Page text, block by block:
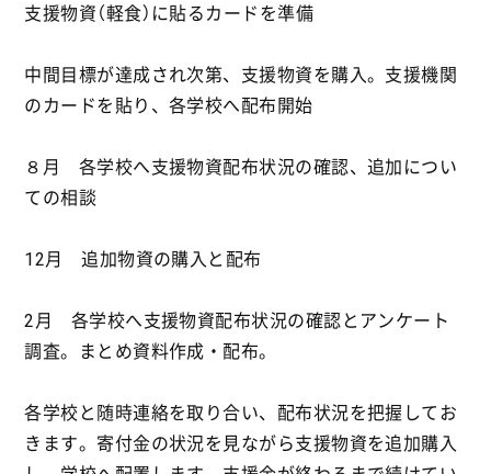
支援物資（軽食）に貼るカードを準備
中間目標が達成され次第、支援物資を購入。支援機関
のカードを貼り、各学校へ配布開始
８月 各学校へ支援物資配布状況の確認、追加につい
ての相談
12月 追加物資の購入と配布
2月 各学校へ支援物資配布状況の確認とアンケート
調査。まとめ資料作成・配布。
各学校と随時連絡を取り合い、配布状況を把握してお
きます。寄付金の状況を見ながら支援物資を追加購入